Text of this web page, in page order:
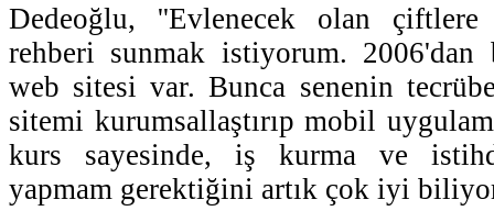
Dedeoğlu, ''Evlenecek olan
rehberi sunmak istiyorum.
web sitesi var. Bunca senenin
sitemi kurumsallaştırıp mobil
kurs sayesinde, iş kurma ve
yapmam gerektiğini artık çok iyi